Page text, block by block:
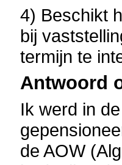
4) Beschikt
bij
termijn te
Antwoord
Ik werd in
de AOW